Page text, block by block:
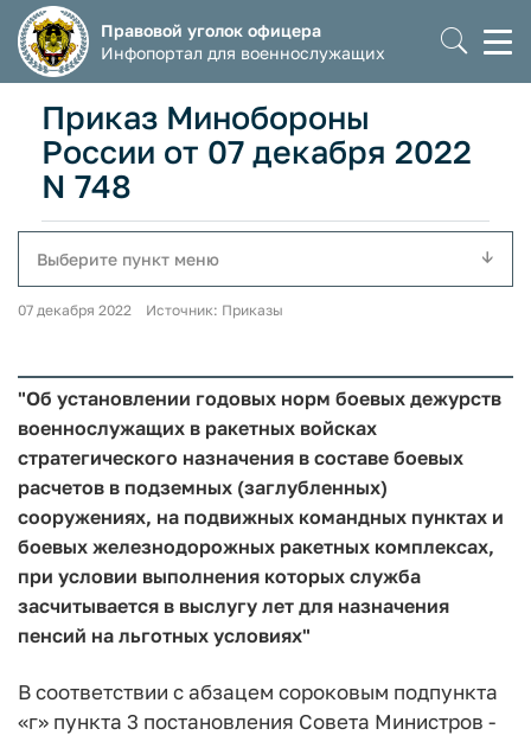
Правовой уголок офицера
Инфопортал для военнослужащих
Приказ Минобороны
России от 07 декабря 2022
N 748
Выберите пункт меню
07 декабря 2022 Источник: Приказы
"Об установлении годовых норм боевых дежурств
военнослужащих в ракетных войсках
стратегического назначения в составе боевых
расчетов в подземных (заглубленных)
сооружениях, на подвижных командных пунктах и
боевых железнодорожных ракетных комплексах,
при условии выполнения которых служба
засчитывается в выслугу лет для назначения
пенсий на льготных условиях"
В соответствии с абзацем сороковым подпункта
«г» пунк­та 3 постановления Совета Министров -